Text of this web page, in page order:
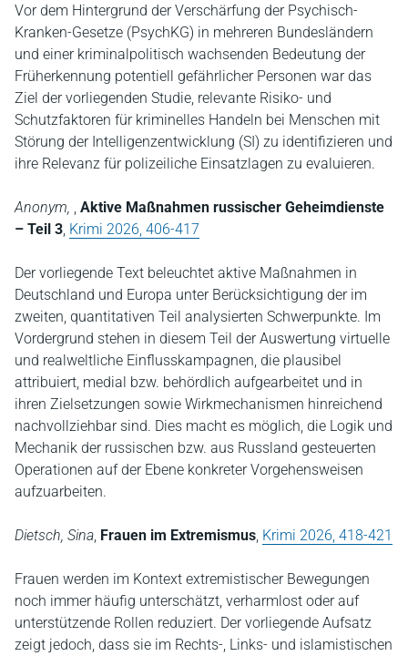
Vor dem Hintergrund der Verschärfung der Psychisch-
Kranken-Gesetze (PsychKG) in mehreren Bundesländern
und einer kriminalpolitisch wachsenden Bedeutung der
Früherkennung potentiell gefährlicher Personen war das
Ziel der vorliegenden Studie, relevante Risiko- und
Schutzfaktoren für kriminelles Handeln bei Menschen mit
Störung der Intelligenzentwicklung (SI) zu identifizieren und
ihre Relevanz für polizeiliche Einsatzlagen zu evaluieren.
Anonym,
Aktive Maßnahmen russischer Geheimdienste
– Teil 3 Krimi 2026, 406-417
Der vorliegende Text beleuchtet aktive Maßnahmen in
Deutschland und Europa unter Berücksichtigung der im
zweiten, quantitativen Teil analysierten Schwerpunkte. Im
Vordergrund stehen in diesem Teil der Auswertung virtuelle
und realweltliche Einflusskampagnen, die plausibel
attribuiert, medial bzw. behördlich aufgearbeitet und in
ihren Zielsetzungen sowie Wirkmechanismen hinreichend
nachvollziehbar sind. Dies macht es möglich, die Logik und
Mechanik der russischen bzw. aus Russland gesteuerten
Operationen auf der Ebene konkreter Vorgehensweisen
aufzuarbeiten.
Dietsch, Sina Frauen im Extremismus Krimi 2026, 418-421
Frauen werden im Kontext extremistischer Bewegungen
noch immer häufig unterschätzt, verharmlost oder auf
unterstützende Rollen reduziert. Der vorliegende Aufsatz
zeigt jedoch, dass sie im Rechts-, Links- und islamistischen